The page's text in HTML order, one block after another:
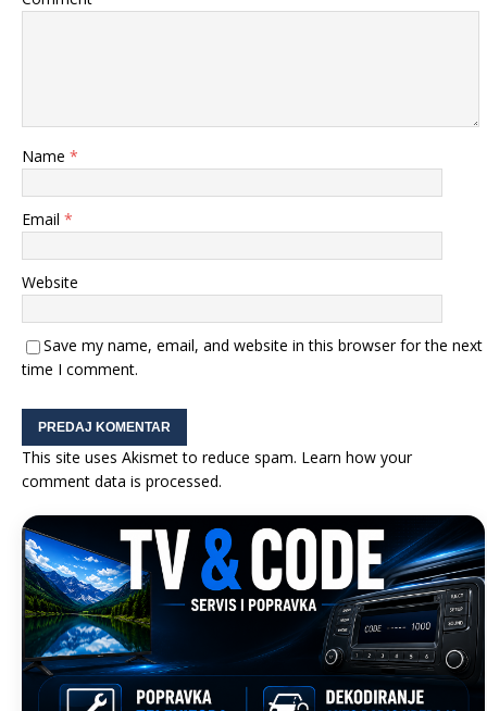
Name *
Email *
Website
Save my name, email, and website in this browser for the next
time I comment.
This site uses Akismet to reduce spam. Learn how your
comment data is processed.